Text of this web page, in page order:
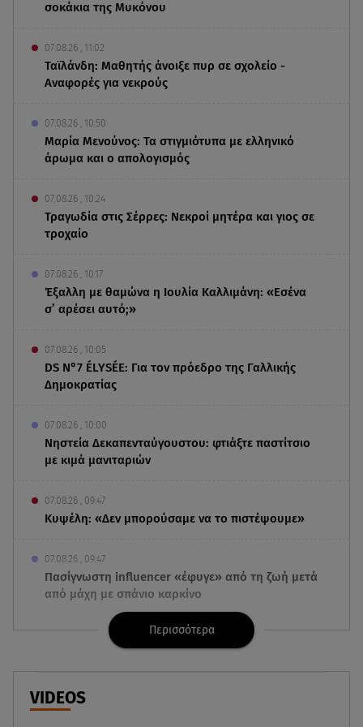
σοκάκια της Μυκόνου
07.08.26 , 11:02
Ταϊλάνδη: Μαθητής άνοιξε πυρ σε σχολείο -
Αναφορές για νεκρούς
07.08.26 , 10:50
Μαρία Μενούνος: Τα στιγμιότυπα με ελληνικό
άρωμα και ο απολογισμός
07.08.26 , 10:24
Τραγωδία στις Σέρρες: Νεκροί μητέρα και γιος σε
τροχαίο
07.08.26 , 10:17
Έξαλλη με θαμώνα η Ιουλία Καλλιμάνη: «Εσένα
σ’ αρέσει αυτό;»
07.08.26 , 10:05
DS N°7 ÉLYSÉE: Για τον πρόεδρο της Γαλλικής
Δημοκρατίας
07.08.26 , 10:00
Νηστεία Δεκαπενταύγουστου: φτιάξτε παστίτσιο
με κιμά μανιταριών
07.08.26 , 09:47
Κυψέλη: «Δεν μπορούσαμε να το πιστέψουμε»
07.08.26 , 09:47
Πασίγνωστη influencer «έφυγε» από τη ζωή μετά
από μάχη με σπάνιο καρκίνο
07.08.26 , 09:38
Στη φυλακή ο δήμαρχος Στυλίδας και άλλοι δύο
για τη φωτιά στη Βοιωτία
07.08.26 , 09:29
Περισσότερα
VIDEOS